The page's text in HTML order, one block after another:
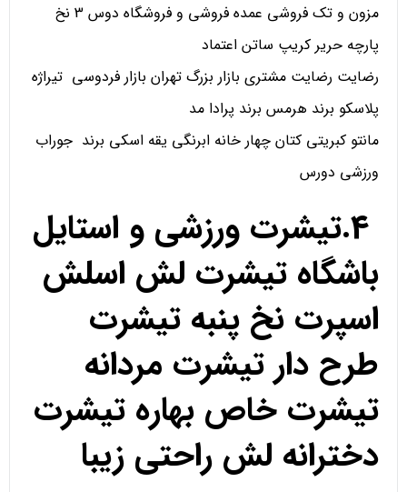
مزون و تک فروشی عمده فروشی و فروشگاه دوس 3 نخ
پارچه حریر کریپ ساتن اعتماد
رضایت رضایت مشتری بازار بزرگ تهران بازار فردوسی تیراژه
پلاسکو برند هرمس برند پرادا مد
مانتو کبریتی کتان چهار خانه ابرنگی یقه اسکی برند جوراب
ورزشی دورس
4.تیشرت ورزشی و استایل
باشگاه تیشرت لش اسلش
اسپرت نخ پنبه تیشرت
طرح دار تیشرت مردانه
تیشرت خاص بهاره تیشرت
دخترانه لش راحتی زیبا